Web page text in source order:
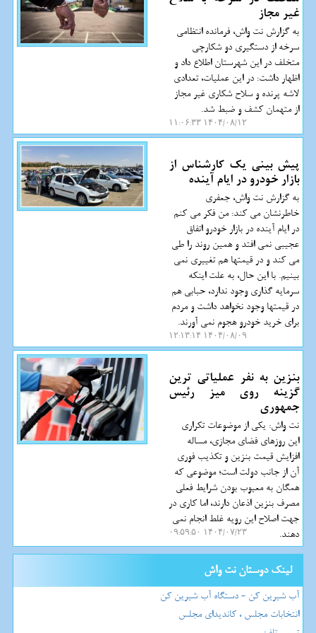
غیر مجاز
به گزارش نت واش، فرمانده انتظامی
سرخه از دستگیری دو شکارچی
متخلف در این شهرستان اطلاع داد و
اظهار داشت: در این عملیات، تعدادی
لاشه پرنده و سلاح شکاری غیر مجاز
از متهمان کشف و ضبط شد.
۱۴۰۴/۰۸/۱۲ ۱۱:۰۶:۳۳
پیش بینی یک کارشناس از
بازار خودرو در ایام آینده
به گزارش نت واش، جعفری
خاطرنشان می کند: من فکر می کنم
در ایام آینده در بازار خودرو اتفاق
عجیبی نمی افتد و همین روند را طی
می کند و در قیمتها هم تغییری نمی
بینیم. با این حال، به علت اینکه
سرمایه گذاری وجود ندارد، حبابی هم
در قیمتها وجود نخواهد داشت و مردم
برای خرید خودرو هجوم نمی آورند.
۱۴۰۴/۰۸/۰۹ ۱۲:۱۳:۱۴
بنزین به نفر عملیاتی ترین
گزینه روی میز رئیس
جمهوری
نت واش: یکی از موضوعات تکراری
این روزهای فضای مجازی، مساله
افزایش قیمت بنزین و تکذیب فوری
آن از جانب دولت است؛ موضوعی که
همگان به معیوب بودن شرایط فعلی
مصرف بنزین اذعان دارند، اما کاری در
جهت اصلاح این رویه غلط انجام نمی
دهند.
۱۴۰۴/۰۷/۲۳ ۰۹:۵۹:۵۰
لینک دوستان نت واش
آب شیرین کن - دستگاه آب شیرین کن
انتخابات مجلس ، کاندیدای مجلس